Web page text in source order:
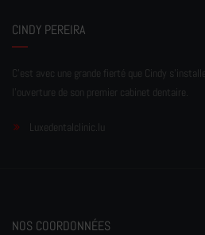
CINDY PEREIRA
C'est avec une grande fierté que Cindy
l'ouverture de son premier cabinet dentaire.
Luxedentalclinic.lu
NOS COORDONNÉES